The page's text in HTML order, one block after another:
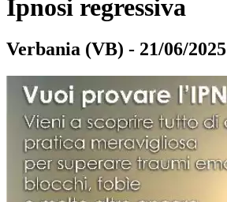
Ipnosi regressiva
Verbania (VB) - 21/06/2025